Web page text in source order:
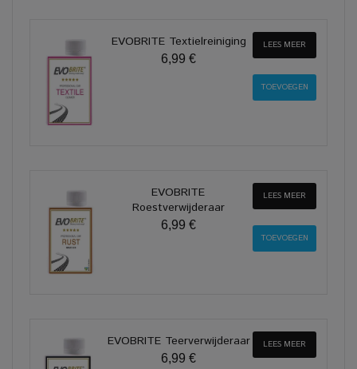
EVOBRITE Textielreiniging
6,99 €
LEES MEER
EVOBRITE
Roestverwijderaar
6,99 €
LEES MEER
EVOBRITE Teerverwijderaar
6,99 €
LEES MEER